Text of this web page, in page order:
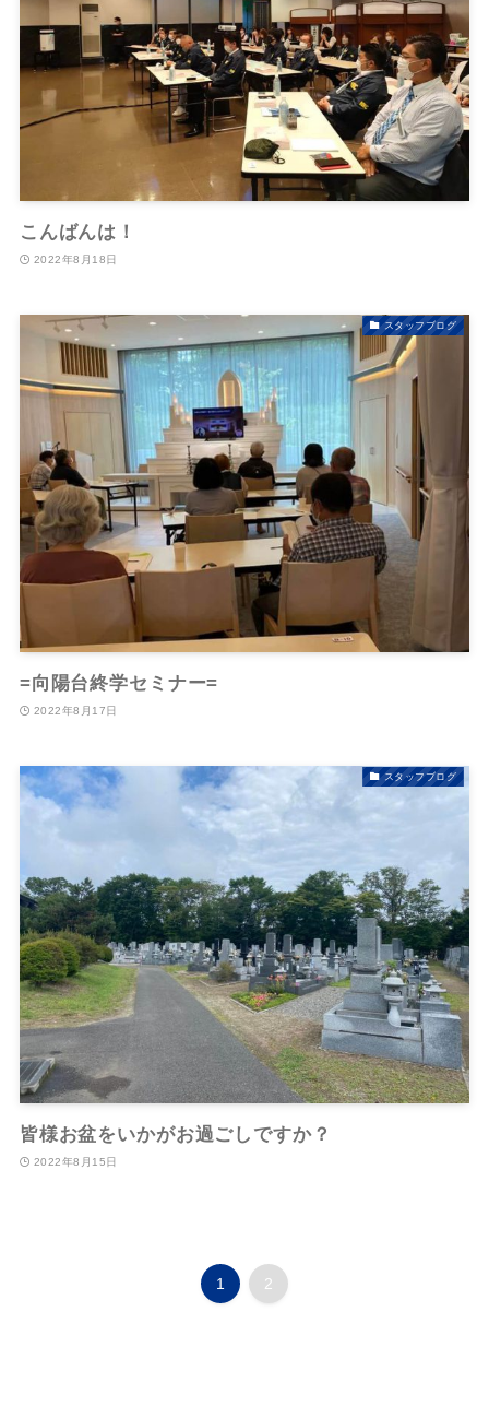
こんばんは！
2022年8月18日
スタッフブログ
=向陽台終学セミナー=
2022年8月17日
スタッフブログ
皆様お盆をいかがお過ごしですか？
2022年8月15日
1 2